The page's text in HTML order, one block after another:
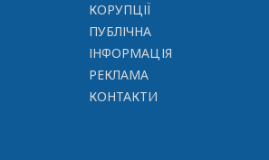
КОРУПЦІЇ
ПУБЛІЧНА
ІНФОРМАЦІЯ
РЕКЛАМА
КОНТАКТИ